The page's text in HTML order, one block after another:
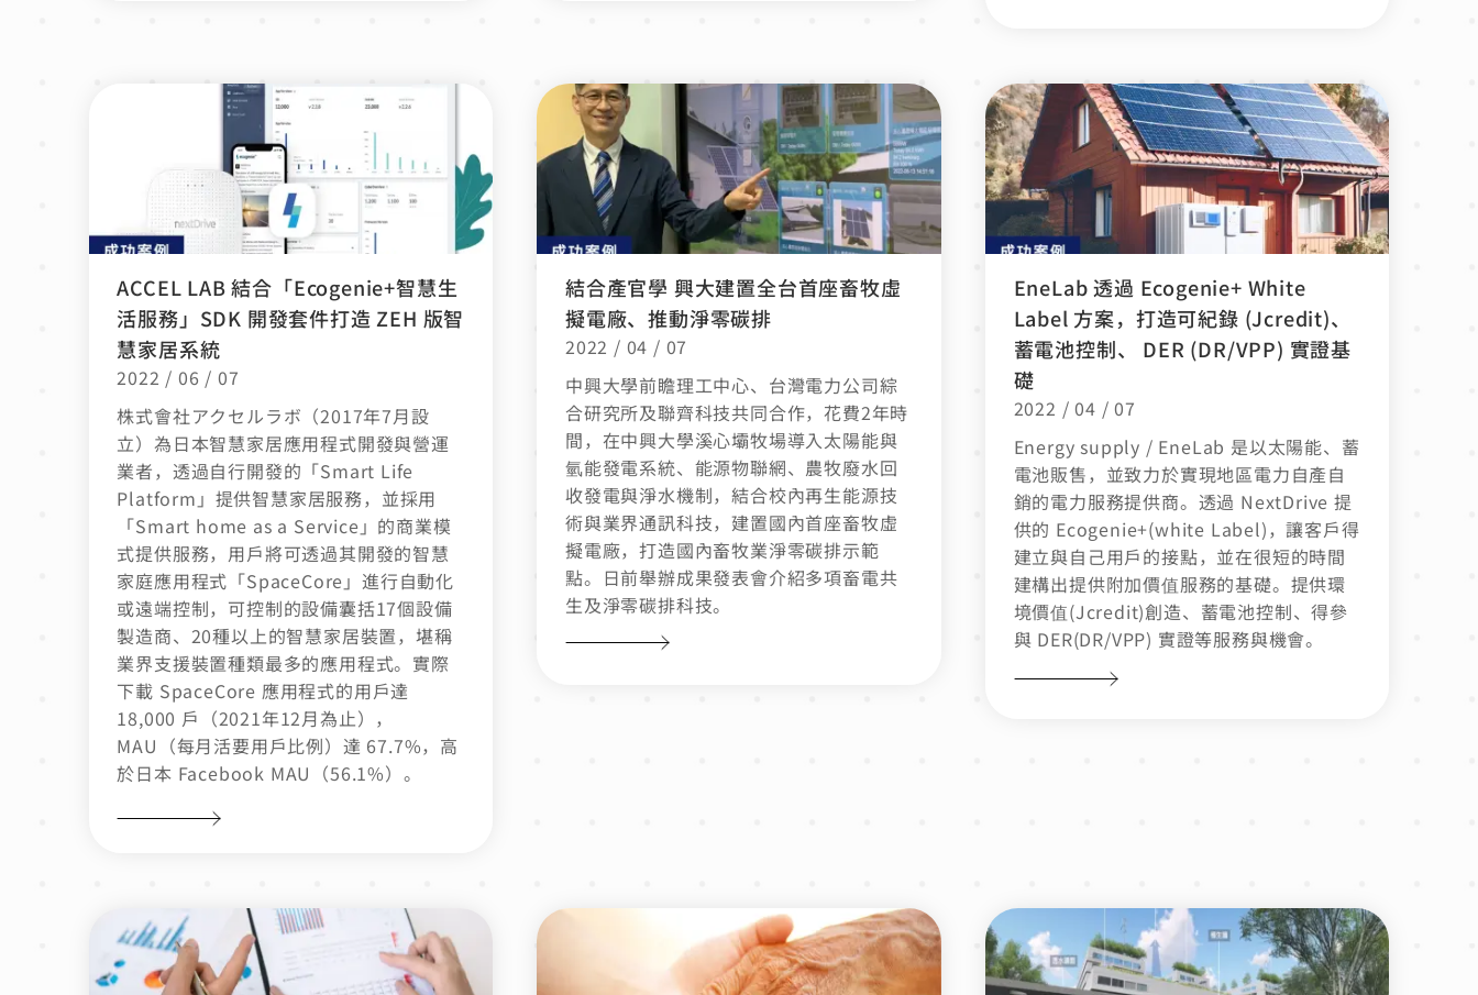
ACCEL LAB 結合「Ecogenie+智慧生
活服務」SDK 開發套件打造 ZEH 版智
慧家居系統
2022 / 06 / 07
株式會社アクセルラボ（2017年7月設
立）為日本智慧家居應用程式開發與營運
業者，透過自行開發的「Smart Life
Platform」提供智慧家居服務，並採用
「Smart home as a Service」的商業模
式提供服務，用戶將可透過其開發的智慧
家庭應用程式「SpaceCore」進行自動化
或遠端控制，可控制的設備囊括17個設備
製造商、20種以上的智慧家居裝置，堪稱
業界支援裝置種類最多的應用程式。實際
下載 SpaceCore 應用程式的用戶達
18,000 戶（2021年12月為止），
MAU（每月活要用戶比例）達 67.7%，高
於日本 Facebook MAU（56.1%）。
結合產官學 興大建置全台首座畜牧虛
擬電廠、推動淨零碳排
2022 / 04 / 07
中興大學前瞻理工中心、台灣電力公司綜
合研究所及聯齊科技共同合作，花費2年時
間，在中興大學溪心壩牧場導入太陽能與
氫能發電系統、能源物聯網、農牧廢水回
收發電與淨水機制，結合校內再生能源技
術與業界通訊科技，建置國內首座畜牧虛
擬電廠，打造國內畜牧業淨零碳排示範
點。日前舉辦成果發表會介紹多項畜電共
生及淨零碳排科技。
EneLab 透過 Ecogenie+ White
Label 方案，打造可紀錄 (Jcredit)、
蓄電池控制、 DER (DR/VPP) 實證基
礎
2022 / 04 / 07
Energy supply / EneLab 是以太陽能、蓄
電池販售，並致力於實現地區電力自產自
銷的電力服務提供商。透過 NextDrive 提
供的 Ecogenie+(white Label)，讓客戶得
建立與自己用戶的接點，並在很短的時間
建構出提供附加價值服務的基礎。提供環
境價值(Jcredit)創造、蓄電池控制、得參
與 DER(DR/VPP) 實證等服務與機會。